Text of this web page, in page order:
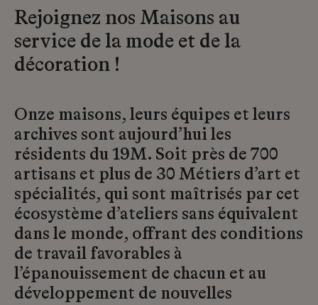
Rejoignez nos Maisons au
service de la mode et de la
décoration !
Onze maisons, leurs équipes et leurs
archives sont aujourd’hui les
résidents du 19M. Soit près de 700
artisans et plus de 30 Métiers d’art et
spécialités, qui sont maîtrisés par cet
écosystème d’ateliers sans équivalent
dans le monde, offrant des conditions
de travail favorables à
l’épanouissement de chacun et au
développement de nouvelles